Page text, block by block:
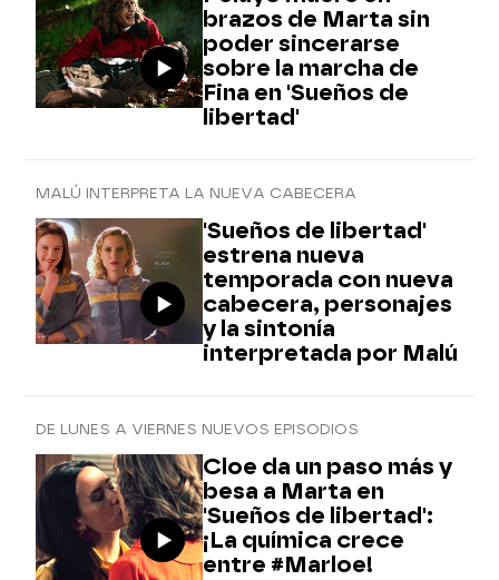
brazos de Marta sin
poder sincerarse
sobre la marcha de
Fina en 'Sueños de
libertad'
MALÚ INTERPRETA LA NUEVA CABECERA
'Sueños de libertad'
estrena nueva
temporada con nueva
cabecera, personajes
y la sintonía
interpretada por Malú
DE LUNES A VIERNES NUEVOS EPISODIOS
Cloe da un paso más y
besa a Marta en
'Sueños de libertad':
¡La química crece
entre #Marloe!